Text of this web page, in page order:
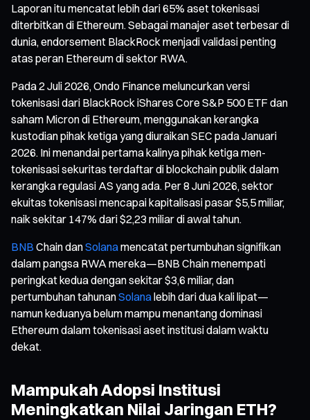
Laporan itu mencatat lebih dari 65% aset tokenisasi
diterbitkan di Ethereum. Sebagai manajer aset terbesar di
dunia, endorsement BlackRock menjadi validasi penting
atas peran Ethereum di sektor RWA.
Pada 2 Juli 2026, Ondo Finance meluncurkan versi
tokenisasi dari BlackRock iShares Core S&P 500 ETF dan
saham Micron di Ethereum, menggunakan kerangka
kustodian pihak ketiga yang diuraikan SEC pada Januari
2026. Ini menandai pertama kalinya pihak ketiga men-
tokenisasi sekuritas terdaftar di blockchain publik dalam
kerangka regulasi AS yang ada. Per 8 Juni 2026, sektor
ekuitas tokenisasi mencapai kapitalisasi pasar $5,5 miliar,
naik sekitar 147% dari $2,23 miliar di awal tahun.
BNB Chain danSolanamencatat pertumbuhan signifikan
dalam pangsa RWA mereka—BNB Chain menempati
peringkat kedua dengan sekitar $3,6 miliar, dan
pertumbuhan tahunanSolanalebih dari dua kali lipat—
namun keduanya belum mampu menantang dominasi
Ethereum dalam tokenisasi aset institusi dalam waktu
dekat.
Mampukah Adopsi Institusi
Meningkatkan Nilai Jaringan ETH?